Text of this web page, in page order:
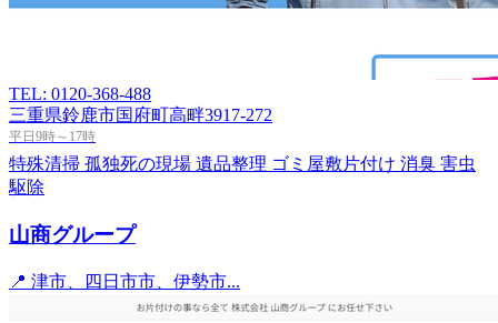
TEL: 0120-368-488
三重県鈴鹿市国府町高畔3917-272
平日9時～17時
特殊清掃 孤独死の現場 遺品整理 ゴミ屋敷片付け 消臭 害虫
駆除
山商グループ
📍 津市、四日市市、伊勢市...